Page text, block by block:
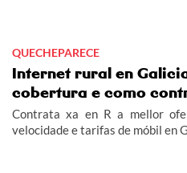
QUECHEPARECE
Internet rural en
cobertura e como
Contrata xa en R a mellor
velocidade e tarifas de móbil en